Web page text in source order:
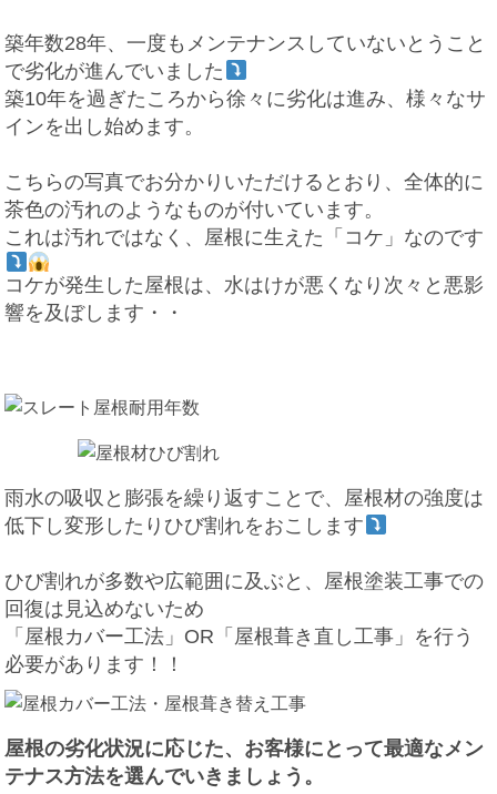
築年数28年、一度もメンテナンスしていないとうこと
で劣化が進んでいました
築10年を過ぎたころから徐々に劣化は進み、様々なサ
インを出し始めます。
こちらの写真でお分かりいただけるとおり、全体的に
茶色の汚れのようなものが付いています。
これは汚れではなく、屋根に生えた「コケ」なのです
コケが発生した屋根は、水はけが悪くなり次々と悪影
響を及ぼします・・
雨水の吸収と膨張を繰り返すことで、屋根材の強度は
低下し変形したりひび割れをおこします
ひび割れが多数や広範囲に及ぶと、屋根塗装工事での
回復は見込めないため
「屋根カバー工法」OR「屋根葺き直し工事」を行う
必要があります！！
屋根の劣化状況に応じた、お客様にとって最適なメン
テナス方法を選んでいきましょう。